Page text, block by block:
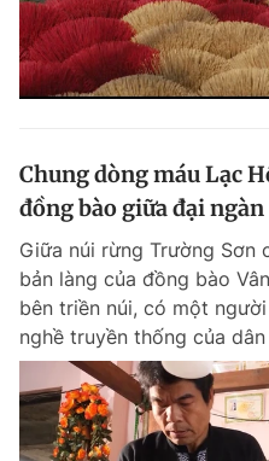
Chung dòng máu Lạc
đồng bào giữa đại ngàn
Giữa núi rừng Trường Sơn
bản làng của đồng bào
bên triền núi, có một
nghề truyền thống của